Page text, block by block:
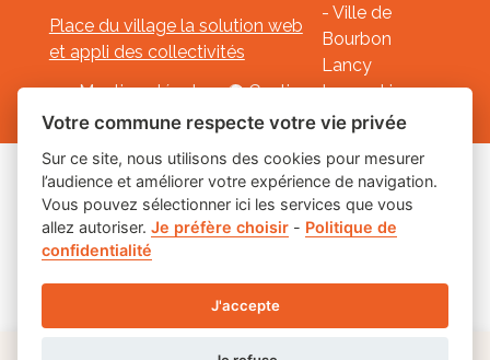
Place du village la solution web
et appli des collectivités
- Ville de
Bourbon
Lancy
Mentions légales- Gestion des cookies
Les labels
Votre commune respecte votre vie privée
Sur ce site, nous utilisons des cookies pour mesurer
l’audience et améliorer votre expérience de navigation.
Vous pouvez sélectionner ici les services que vous
allez autoriser.Je préfère choisir - Politique de
confidentialité
J'accepte